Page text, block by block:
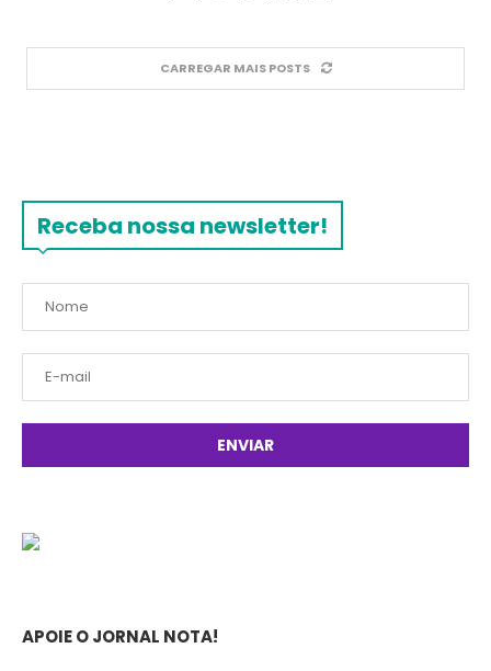
CARREGAR MAIS POSTS
Receba nossa newsletter!
APOIE O JORNAL NOTA!